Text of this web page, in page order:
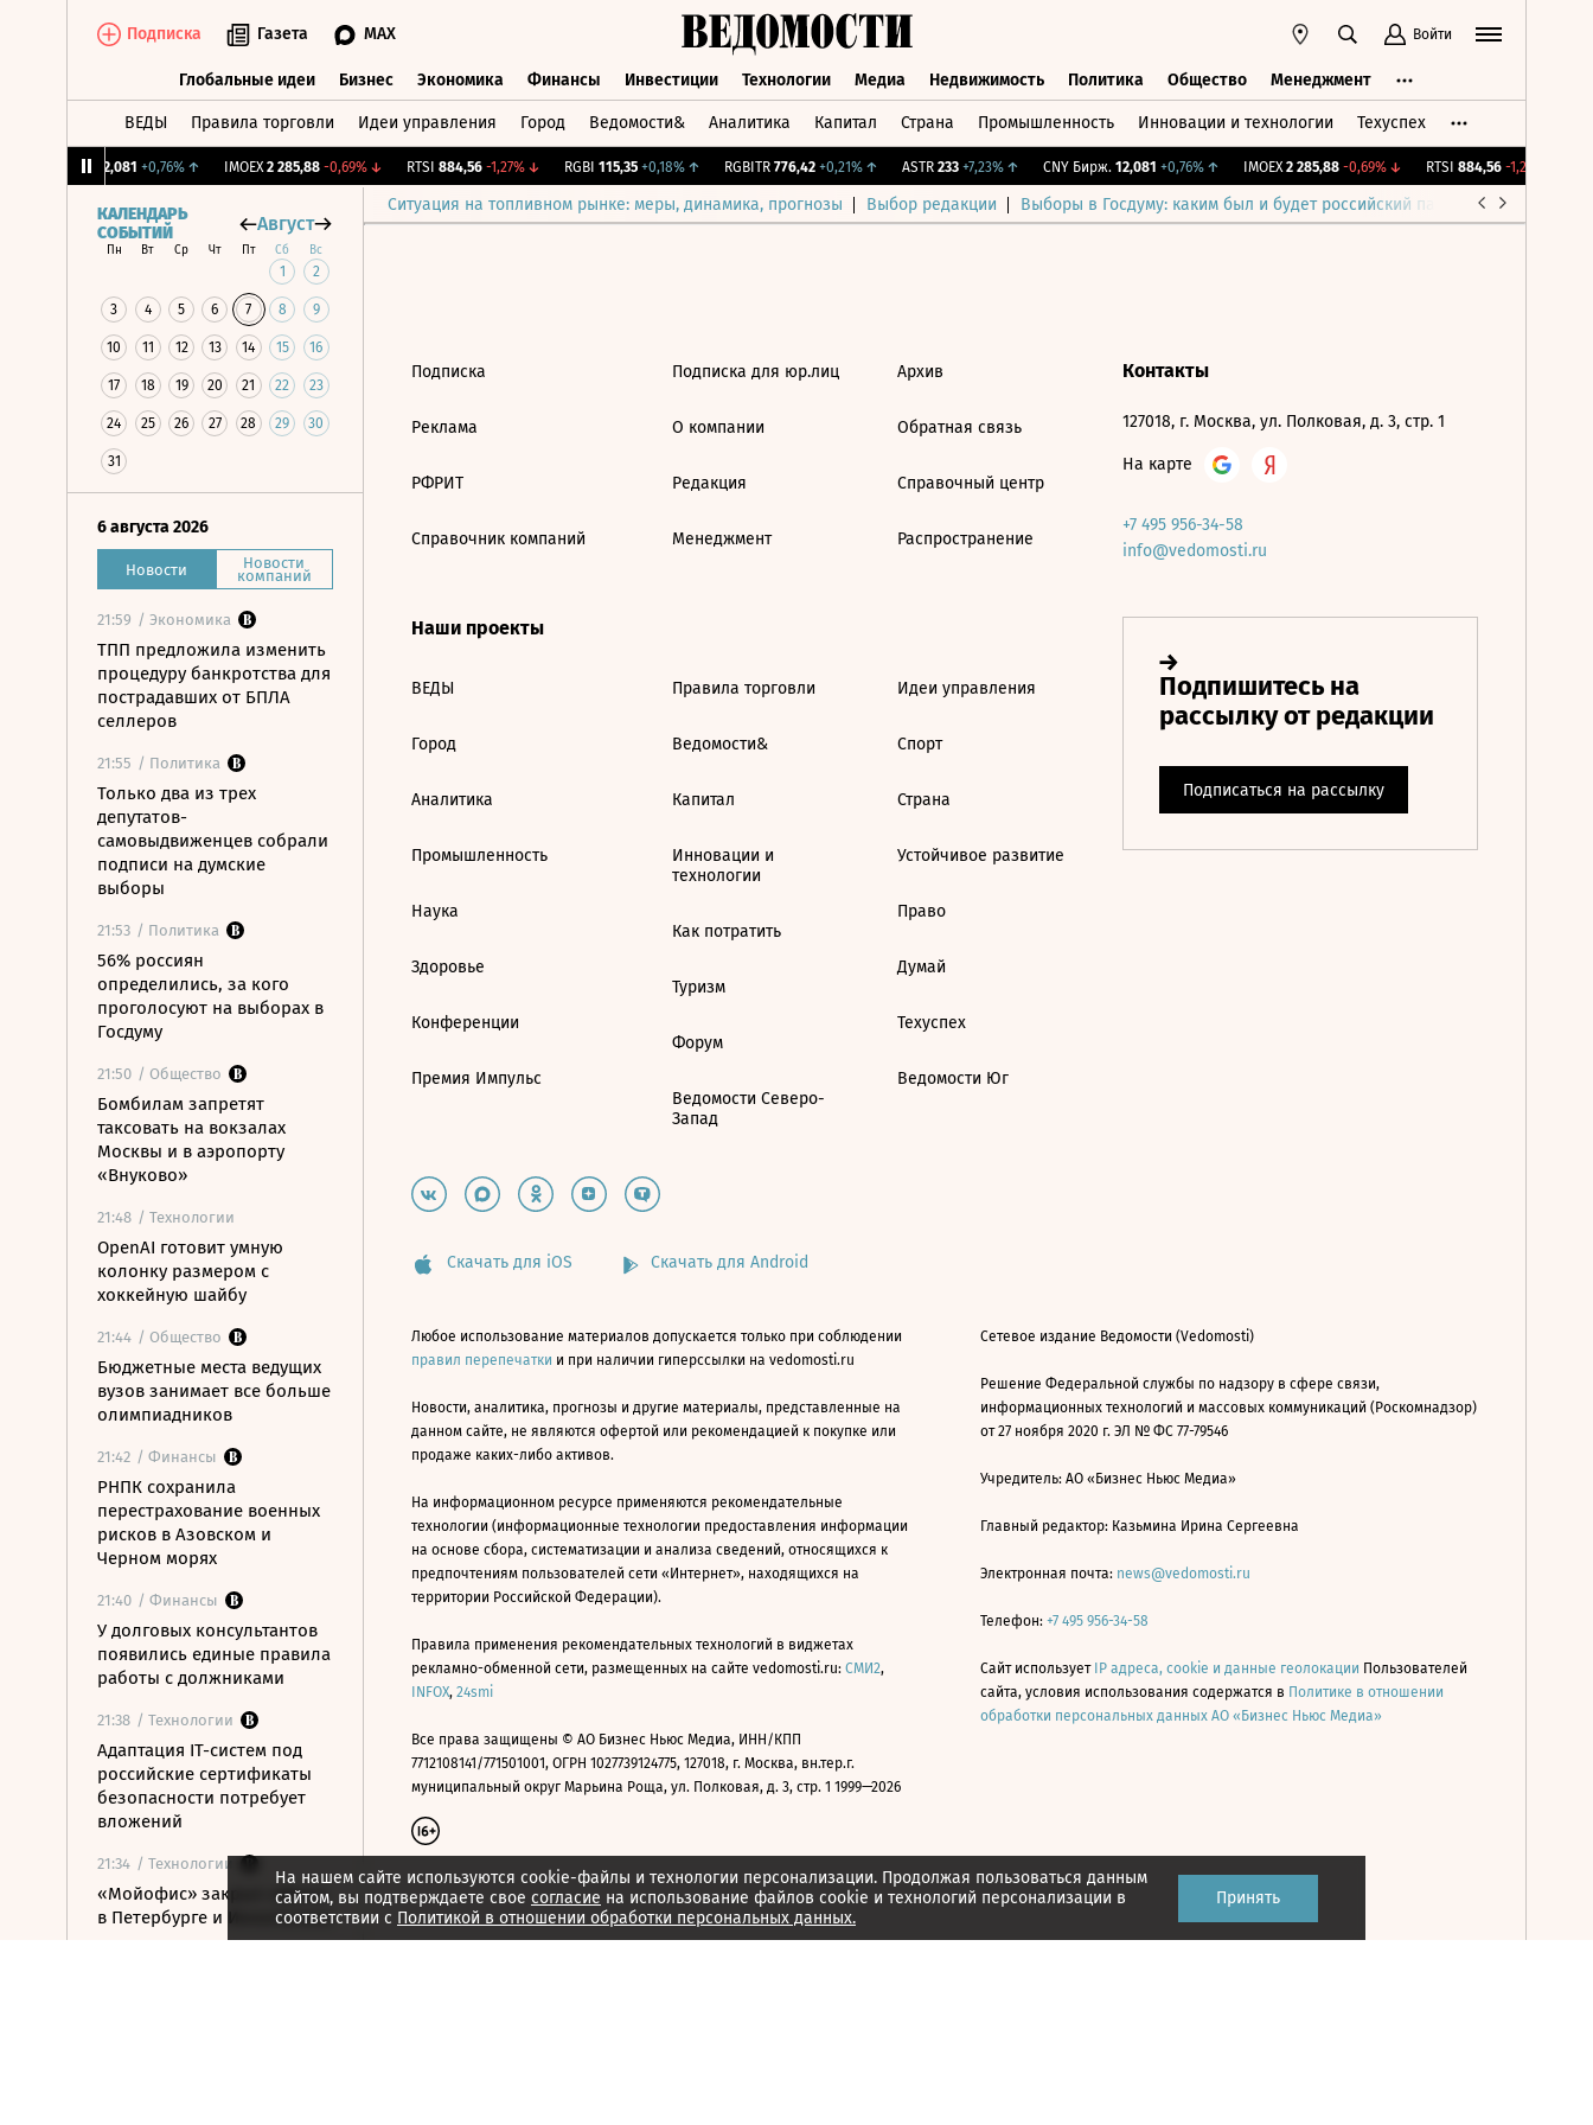
Подписка Газета MAX Войти
Глобальные идеи Бизнес Экономика Финансы Инвестиции Технологии Медиа Недвижимость Политика Общество Менеджмент
ВЕДЫ Правила торговли Идеи управления Город Ведомости& Аналитика Капитал Страна Промышленность Инновации и технологии Техуспех
12,081 +0,76%↑ IMOEX 2 285,88 -0,69%↓ RTSI 884,56 -1,27%↓ RGBI 115,35 +0,18%↑ RGBITR 776,42 +0,21%↑ ASTR 233 +7,23%↑ CNY Бирж. 12,081 +0,76%↑ IMOEX 2 285,88 -0,69%↓ RTSI 884,56 -1,27%
Ситуация на топливном рынке: меры, динамика, прогнозы Выбор редакции Выборы в Госдуму: каким был и будет российский парламент
КАЛЕНДАРЬ
СОБЫТИЙ
Август
Пн Вт Ср Чт Пт Сб Вс
1 2
3 4 5 6 7 8 9
10 11 12 13 14 15 16
17 18 19 20 21 22 23
24 25 26 27 28 29 30
31
6 августа 2026
Новости Новости
компаний
21:59 / Экономика
ТПП предложила изменить
процедуру банкротства для
пострадавших от БПЛА
селлеров
21:55 / Политика
Только два из трех
депутатов-
самовыдвиженцев собрали
подписи на думские
выборы
21:53 / Политика
56% россиян
определились, за кого
проголосуют на выборах в
Госдуму
21:50 / Общество
Бомбилам запретят
таксовать на вокзалах
Москвы и в аэропорту
«Внуково»
21:48 / Технологии
OpenAI готовит умную
колонку размером с
хоккейную шайбу
21:44 / Общество
Бюджетные места ведущих
вузов занимает все больше
олимпиадников
21:42 / Финансы
РНПК сохранила
перестрахование военных
рисков в Азовском и
Черном морях
21:40 / Финансы
У долговых консультантов
появились единые правила
работы с должниками
21:38 / Технологии
Адаптация IT-систем под
российские сертификаты
безопасности потребует
вложений
21:34 / Технологии
«Мойофис» закрыл офисы
в Петербурге и Иннополисе
На нашем сайте используются cookie-файлы и технологии персонализации. Продолжая пользоваться данным
сайтом, вы подтверждаете свое согласие на использование файлов cookie и технологий персонализации в
соответствии с Политикой в отношении обработки персональных данных.
Принять
Подписка
Реклама
РФРИТ
Справочник компаний
Подписка для юр.лиц
О компании
Редакция
Менеджмент
Архив
Обратная связь
Справочный центр
Распространение
Наши проекты
ВЕДЫ
Город
Аналитика
Промышленность
Наука
Здоровье
Конференции
Премия Импульс
Правила торговли
Ведомости&
Капитал
Инновации и
технологии
Как потратить
Туризм
Форум
Ведомости Северо-
Запад
Идеи управления
Спорт
Страна
Устойчивое развитие
Право
Думай
Техуспех
Ведомости Юг
Контакты
127018, г. Москва, ул. Полковая, д. 3, стр. 1
На карте
+7 495 956-34-58
info@vedomosti.ru
Скачать для iOS Скачать для Android
Любое использование материалов допускается только при соблюдении
правил перепечатки и при наличии гиперссылки на vedomosti.ru
Новости, аналитика, прогнозы и другие материалы, представленные на
данном сайте, не являются офертой или рекомендацией к покупке или
продаже каких-либо активов.
На информационном ресурсе применяются рекомендательные
технологии (информационные технологии предоставления информации
на основе сбора, систематизации и анализа сведений, относящихся к
предпочтениям пользователей сети «Интернет», находящихся на
территории Российской Федерации).
Правила применения рекомендательных технологий в виджетах
рекламно-обменной сети, размещенных на сайте vedomosti.ru: СМИ2,
INFOX, 24smi
Все права защищены © АО Бизнес Ньюс Медиа, ИНН/КПП
7712108141/771501001, ОГРН 1027739124775, 127018, г. Москва, вн.тер.г.
муниципальный округ Марьина Роща, ул. Полковая, д. 3, стр. 1 1999—2026
Сетевое издание Ведомости (Vedomosti)
Решение Федеральной службы по надзору в сфере связи,
информационных технологий и массовых коммуникаций (Роскомнадзор)
от 27 ноября 2020 г. ЭЛ № ФС 77-79546
Учредитель: АО «Бизнес Ньюс Медиа»
Главный редактор: Казьмина Ирина Сергеевна
Электронная почта: news@vedomosti.ru
Телефон: +7 495 956-34-58
Сайт использует IP адреса, cookie и данные геолокации Пользователей
сайта, условия использования содержатся в Политике в отношении
обработки персональных данных АО «Бизнес Ньюс Медиа»